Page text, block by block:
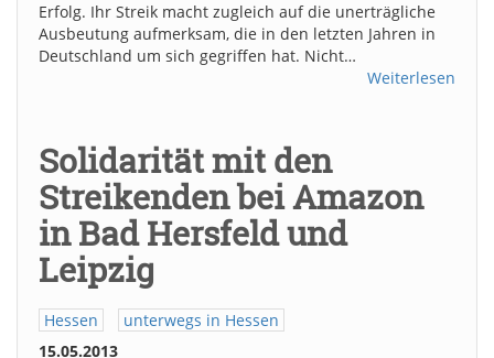
Erfolg. Ihr Streik macht zugleich auf die unerträgliche
Ausbeutung aufmerksam, die in den letzten Jahren in
Deutschland um sich gegriffen hat. Nicht…
Weiterlesen
Solidarität mit den
Streikenden bei Amazon
in Bad Hersfeld und
Leipzig
Hessen
unterwegs in Hessen
15.05.2013